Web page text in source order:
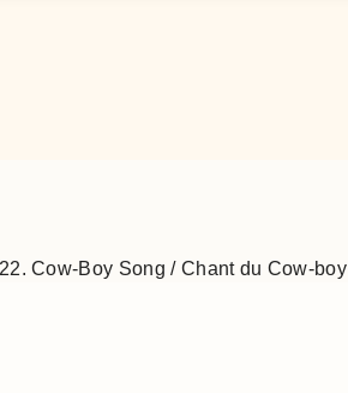
22. Cow-Boy Song / Chant du Cow-boy